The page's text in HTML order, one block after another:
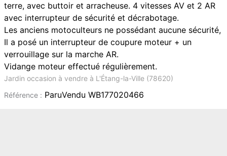
terre, avec buttoir et arracheuse. 4 vitesses AV et 2 AR
avec interrupteur de sécurité et décrabotage.
Les anciens motoculteurs ne possédant aucune sécurité,
Il a posé un interrupteur de coupure moteur + un
verrouillage sur la marche AR.
Vidange moteur effectué régulièrement.
Jardin occasion à vendre à L'Étang-la-Ville (78620)
Référence : ParuVendu WB177020466